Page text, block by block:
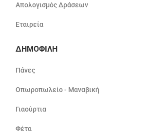
Απολογισμός Δράσεων
Εταιρεία
ΔΗΜΟΦΙΛΗ
Πάνες
Οπωροπωλείο - Μαναβική
Γιαούρτια
Φέτα